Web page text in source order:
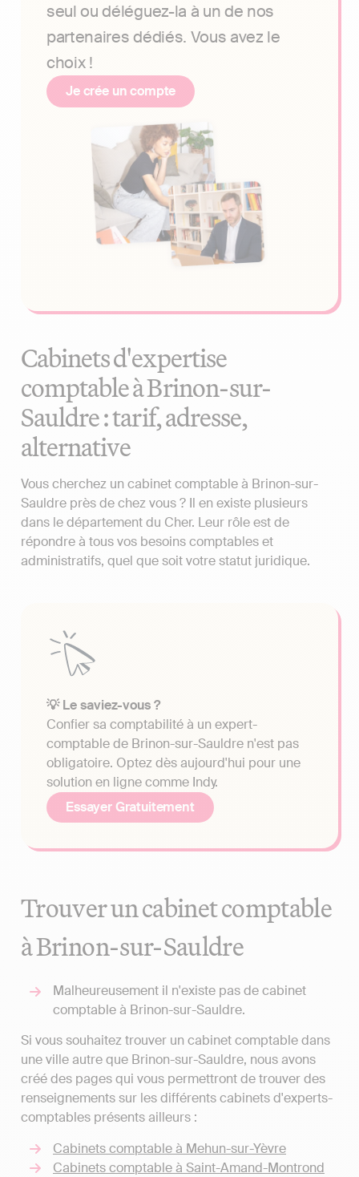
seul ou déléguez-la à un de nos
partenaires dédiés. Vous avez le
choix !
Je crée un compte
Cabinets d'expertise
comptable à Brinon-sur-
Sauldre : tarif, adresse,
alternative
Vous cherchez un cabinet comptable à Brinon-sur-
Sauldre près de chez vous ? Il en existe plusieurs
dans le département du Cher. Leur rôle est de
répondre à tous vos besoins comptables et
administratifs, quel que soit votre statut juridique.
💡 Le saviez-vous ?
Confier sa comptabilité à un expert-
comptable de Brinon-sur-Sauldre n'est pas
obligatoire. Optez dès aujourd'hui pour une
solution en ligne comme Indy.
Essayer Gratuitement
Trouver un cabinet comptable
à Brinon-sur-Sauldre
Malheureusement il n'existe pas de cabinet
comptable à Brinon-sur-Sauldre.
Si vous souhaitez trouver un cabinet comptable dans
une ville autre que Brinon-sur-Sauldre, nous avons
créé des pages qui vous permettront de trouver des
renseignements sur les différents cabinets d'experts-
comptables présents ailleurs :
Cabinets comptable à Mehun-sur-Yèvre
Cabinets comptable à Saint-Amand-Montrond